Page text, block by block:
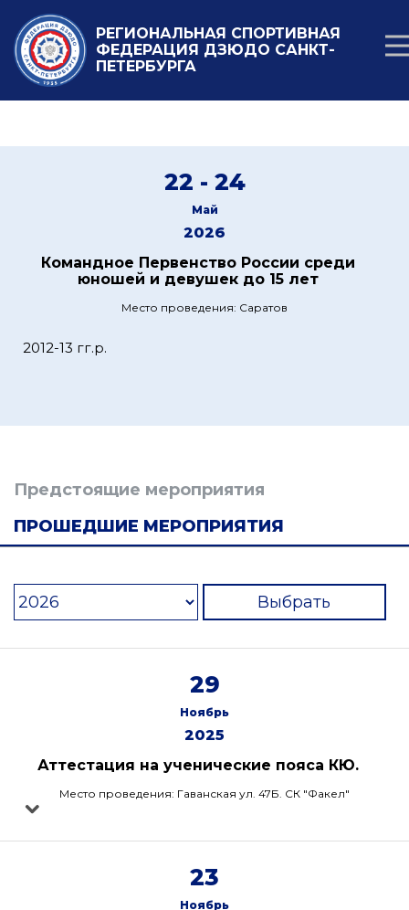
РЕГИОНАЛЬНАЯ СПОРТИВНАЯ
ФЕДЕРАЦИЯ ДЗЮДО САНКТ-
ПЕТЕРБУРГА
22 - 24
Май
2026
Командное Первенство России среди
юношей и девушек до 15 лет
Место проведения: Саратов
2012-13 гг.р.
Предстоящие мероприятия
ПРОШЕДШИЕ МЕРОПРИЯТИЯ
Выбрать
29
Ноябрь
2025
Аттестация на ученические пояса КЮ.
Место проведения: Гаванская ул. 47Б. СК "Факел"
23
Ноябрь